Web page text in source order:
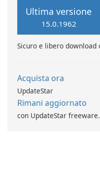
Ultima versione
15.0.1962
Sicuro e libero
Acquista ora
UpdateStar
Rimani aggiornato
con UpdateStar freeware.